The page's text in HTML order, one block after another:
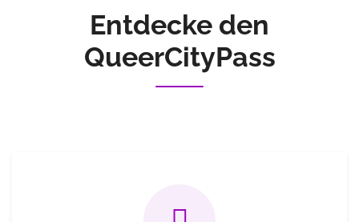
Entdecke den
QueerCityPass